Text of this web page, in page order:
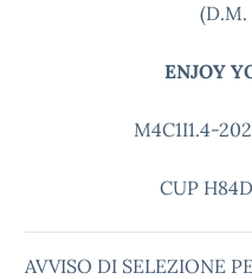
ENJOY
M4C1I1.4-
CUP
AVVISO DI SELEZIONE